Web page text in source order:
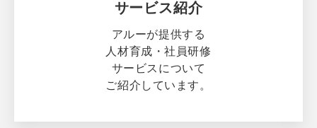
サービス紹介
アルーが提供する
人材育成・社員研修
サービスについて
ご紹介しています。